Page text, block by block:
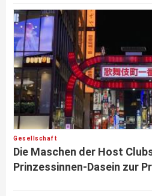
Gesellschaft
Die Maschen der Host
Prinzessinnen-Dasein zur